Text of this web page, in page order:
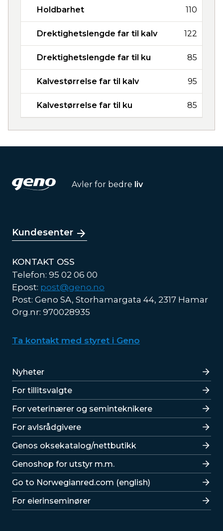
Holdbarhet 110
Drektighetslengde far til kalv 122
Drektighetslengde far til ku 85
Kalvestørrelse far til kalv 95
Kalvestørrelse far til ku 85
Avler for bedre liv
Kundesenter
KONTAKT OSS
Telefon: 95 02 06 00
Epost: post@geno.no
Post: Geno SA, Storhamargata 44, 2317 Hamar
Org.nr: 970028935
Ta kontakt med styret i Geno
Lenker
Nyheter
For tillitsvalgte
For veterinærer og seminteknikere
For avlsrådgivere
Lenker
Genos oksekatalog/nettbutikk
Genoshop for utstyr m.m.
Go to Norwegianred.com (english)
For eierinseminører